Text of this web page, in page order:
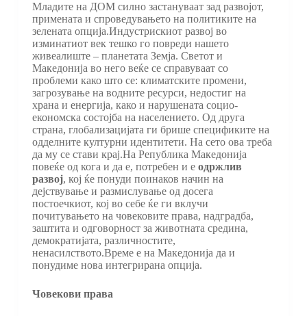
Младите на ДОМ силно застануваат зад развојот,
примената и спроведувањето на политиките на
зелената опција.Индустрискиот развој во
изминатиот век тешко го повреди нашето
живеалиште – планетата Земја. Светот и
Македонија во него веќе се справуваат со
проблеми како што се: климатските промени,
загрозување на водните ресурси, недостиг на
храна и енергија, како и нарушената социо-
економска состојба на населението. Од друга
страна, глобализацијата ги брише спецификите на
одделните културни идентитети. На сето ова треба
да му се стави крај.На Република Македонија
повеќе од кога и да е, потребен и е одржлив
развој, кој ќе понуди поинаков начин на
дејствување и размислување од досега
постоечкиот, кој во себе ќе ги вклучи
почитувањето на човековите права, надградба,
заштита и одговорност за животната средина,
демократијата, различностите,
ненасилството.Време е на Македонија да и
понудиме нова интегрирана опција.
Човекови права